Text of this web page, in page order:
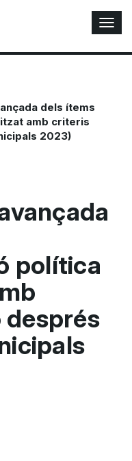
A
l
t
a
dels ítems
amb criteris
2023)
política